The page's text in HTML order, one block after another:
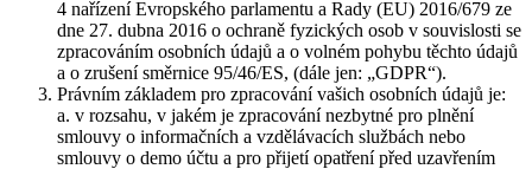
4 nařízení Evropského parlamentu a Rady (EU) 2016/679 ze
dne 27. dubna 2016 o ochraně fyzických osob v souvislosti se
zpracováním osobních údajů a o volném pohybu těchto údajů
a o zrušení směrnice 95/46/ES, (dále jen: „GDPR“).
Právním základem pro zpracování vašich osobních údajů je:
a. v rozsahu, v jakém je zpracování nezbytné pro plnění
smlouvy o informačních a vzdělávacích službách nebo
smlouvy o demo účtu a pro přijetí opatření před uzavřením